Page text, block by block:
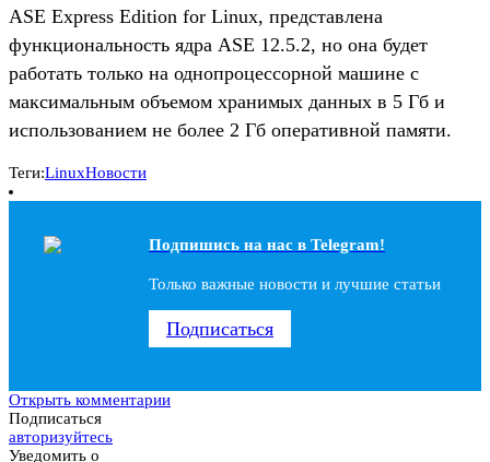
ASE Express Edition for Linux, представлена
функциональность ядра ASE 12.5.2, но она будет
работать только на однопроцессорной машине с
максимальным объемом хранимых данных в 5 Гб и
использованием не более 2 Гб оперативной памяти.
Теги:LinuxНовости
Подпишись на наc в Telegram!
Только важные новости и лучшие статьи
Подписаться
Открыть комментарии
Подписаться
авторизуйтесь
Уведомить о